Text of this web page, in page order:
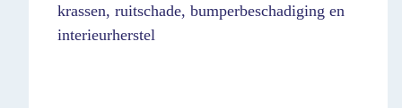
krassen, ruitschade, bumperbeschadiging en
interieurherstel